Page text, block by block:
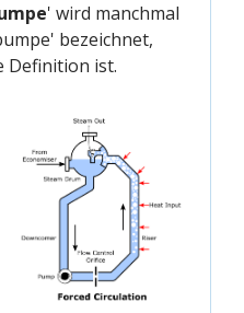
' wird manchmal
bezeichnet,
Definition ist.